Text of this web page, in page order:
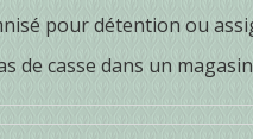
pour détention ou
de casse dans un